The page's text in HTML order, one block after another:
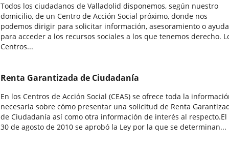
Todos los ciudadanos de Valladolid disponemos, según nuestro
domicilio, de un Centro de Acción Social próximo, donde nos
podemos dirigir para solicitar información, asesoramiento o ayuda
para acceder a los recursos sociales a los que tenemos derecho.
Centros...
Renta Garantizada de Ciudadanía
En los Centros de Acción Social (CEAS) se ofrece toda la
necesaria sobre cómo presentar una solicitud de Renta
de Ciudadanía así como otra información de interés al respecto.El
30 de agosto de 2010 se aprobó la Ley por la que se determinan...